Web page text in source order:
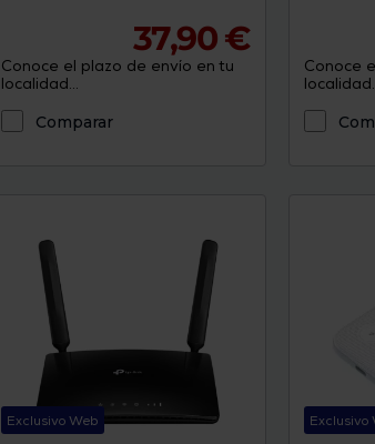
37,90 €
Conoce el plazo de envío en tu
localidad...
Comparar
Conoce
Exclusivo Web Exclusivo